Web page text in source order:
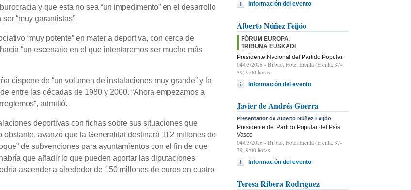
y que esta no sea “un impedimento” en el desarrollo
“muy garantistas”.
“muy potente” en materia deportiva, con cerca de
“un escenario en el que intentaremos ser mucho más
dispone de “un volumen de instalaciones muy grande” y la
entre las décadas de 1980 y 2000. “Ahora empezamos a
admitió.
deportivas con fichas sobre sus situaciones que
obstante, avanzó que la Generalitat destinará 112 millones de
de subvenciones para ayuntamientos con el fin de que
que añadir lo que pueden aportar las diputaciones
ascender a alrededor de 150 millones de euros en cuatro
Información del evento
Alberto Núñez Feijóo
FÓRUM EUROPA.
TRIBUNA EUSKADI
Presidente Nacional del Partido Popular
04/03/2026 - Bilbao, Hotel Ercilla (Ercilla, 37-
39) 9:00 horas
Información del evento
Javier de Andrés Guerra
Presentador de Alberto Núñez Feijóo
Presidente del Partido Popular del País
Vasco
04/03/2026 - Bilbao, Hotel Ercilla (Ercilla, 37-
39) 9:00 horas
Información del evento
Teresa Ribera Rodríguez